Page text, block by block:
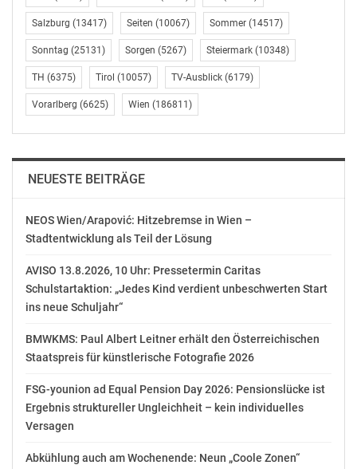
Anfragen bitte über die Web-Seite
[www.buergerrechte.online]
(http://www.buergerrechte.online)
Liste Peter Pilz im Parlament
eva.kellermann@listepilz.at
AUSSCHLIESSLICHER INHALTLICHER VERANTWORTUNG
DES AUSSENDERS. www.ots.at
© Copyright APA-OTS Originaltext-Service GmbH und
der jeweilige Aussender
Gefällt mir:
Ähnliche Beiträge
Salzburg (13417) Seiten (10067) Sommer (14517)
Sonntag (25131) Sorgen (5267) Steiermark (10348)
TH (6375) Tirol (10057) TV-Ausblick (6179)
Vorarlberg (6625) Wien (186811)
NEUESTE BEITRÄGE
NEOS Wien/Arapović: Hitzebremse in Wien –
Stadtentwicklung als Teil der Lösung
AVISO 13.8.2026, 10 Uhr: Pressetermin Caritas
Schulstartaktion: „Jedes Kind verdient unbeschwerten Start
ins neue Schuljahr“
BMWKMS: Paul Albert Leitner erhält den Österreichischen
Staatspreis für künstlerische Fotografie 2026
FSG-younion ad Equal Pension Day 2026: Pensionslücke ist
Ergebnis struktureller Ungleichheit – kein individuelles
Versagen
Abkühlung auch am Wochenende: Neun „Coole Zonen“